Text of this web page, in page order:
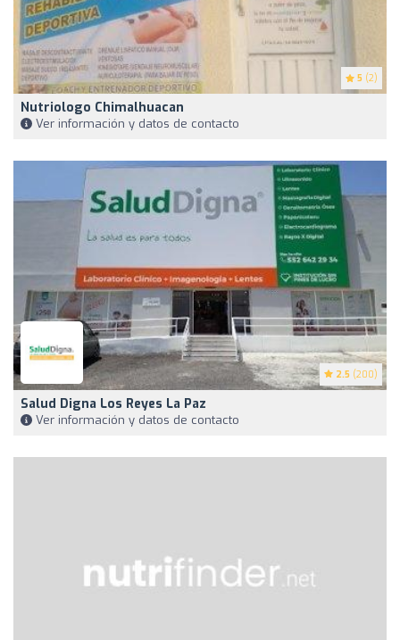
5 (2)
Nutriologo Chimalhuacan
Ver información y datos de contacto
2.5 (200)
Salud Digna Los Reyes La Paz
Ver información y datos de contacto